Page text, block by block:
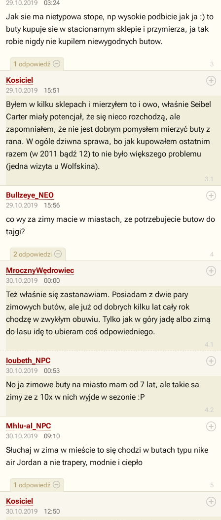
29.10.2019 03:24
3
1 odpowiedź
Jak sie ma nietypowa stope, np wysokie podbicie jak ja :) to
buty kupuje sie w stacionarnym sklepie i przymierza, ja tak
robie nigdy nie kupilem niewygodnych butow.
29.10.2019 15:51
3.1
Kosiciel
Byłem w kilku sklepach i mierzyłem to i owo, właśnie Seibel
Carter miały potencjał, że się nieco rozchodzą, ale
zapomniałem, że nie jest dobrym pomysłem mierzyć buty z
rana. W ogóle dziwna sprawa, bo jak kupowałem ostatnim
razem (w 2011 bądź 12) to nie było większego problemu
(jedna wizyta u Wolfskina).
29.10.2019 15:56
4
2 odpowiedzi
Bullzeye_NEO
co wy za zimy macie w miastach, ze potrzebujecie butow do
tajgi?
30.10.2019 00:00
4.1
MrocznyWędrowiec
Też właśnie się zastanawiam. Posiadam z dwie pary
zimowych butów, ale już od dobrych kilku lat cały rok
chodzę w zwykłym obuwiu. Tylko jak w góry jadę albo zimą
do lasu idę to ubieram coś odpowiedniego.
30.10.2019 00:53
4.2
Ioubeth_NPC
No ja zimowe buty na miasto mam od 7 lat, ale takie sa
zimy ze z 10x w nich wyjde w sezonie :P
30.10.2019 09:10
5
1 odpowiedź
Mhlu-al_NPC
Słuchaj w zima w mieście to się chodzi w butach typu nike
air Jordan a nie trapery, modnie i ciepło
30.10.2019 12:50
Kosiciel